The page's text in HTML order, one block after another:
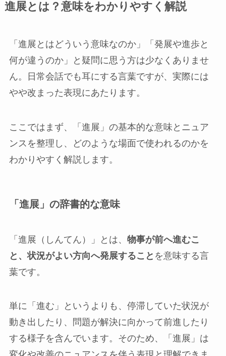
進展とは？意味をわかりやすく解説
「進展とはどういう意味なのか」「発展や進歩と
何が違うのか」と疑問に思う方は少なくありませ
ん。日常会話でも耳にする言葉ですが、実際には
やや改まった表現にあたります。
ここではまず、「進展」の基本的な意味とニュア
ンスを整理し、どのような場面で使われるのかを
わかりやすく解説します。
「進展」の辞書的な意味
「進展（しんてん）」とは、 物事が前へ進むこ
と、状況がよい方向へ発展すること を意味する言
葉です。
単に「進む」というよりも、停滞していた状況が
動き出したり、問題が解決に向かって前進したり
する様子を含んでいます。そのため、「進展」は